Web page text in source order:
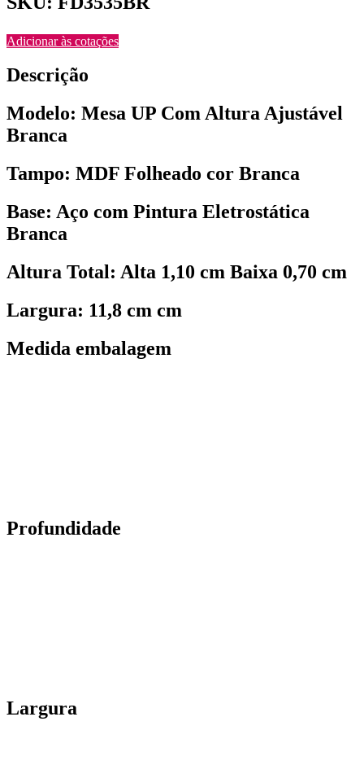
Adicionar às cotações
Descrição
Modelo: Mesa UP Com Altura Ajustável
Branca
Tampo: MDF Folheado cor Branca
Base: Aço com Pintura Eletrostática
Branca
Altura Total: Alta 1,10 cm Baixa 0,70 cm
Largura: 11,8 cm cm
Medida embalagem
Profundidade
Largura